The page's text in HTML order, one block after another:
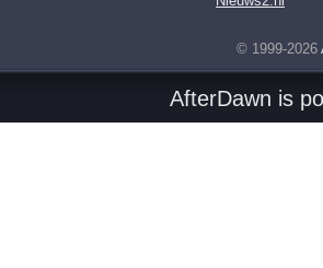
© 1999-2026
AfterDawn is